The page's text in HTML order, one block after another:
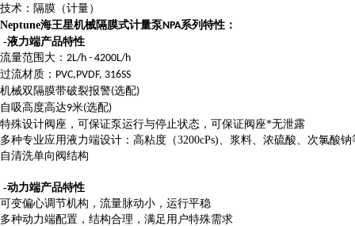
技术：隔膜（计量）
Neptune海王星机械隔膜式计量泵NPA系列特性：
-液力端产品特性
流量范围大： 2L/h - 4200L/h
过流材质： PVC,PVDF, 316SS
机械双隔膜带破裂报警(选配)
自吸高度高达9米(选配)
特殊设计阀座，可保证泵运行与停止状态，可保证阀座*无泄露
多种专业应用液力端设计：高粘度（3200cPs)、浆料、浓硫酸、次氯酸钠
自清洗单向阀结构
-动力端产品特性
可变偏心调节机构，流量脉动小，运行平稳
多种动力端配置，结构合理，满足用户特殊需求